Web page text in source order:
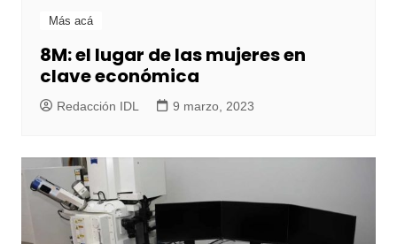
Más acá
8M: el lugar de las mujeres en
clave económica
Redacción IDL 9 marzo, 2023